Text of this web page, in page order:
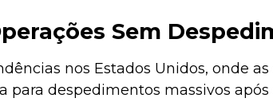
Sem
nos Estados Unidos, onde
para despedimentos massivos após